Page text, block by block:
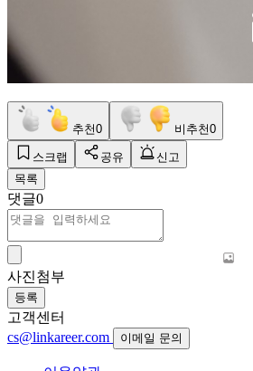
추천0 비추천0
스크랩 공유
신고
목록
댓글0
사진첨부
등록
고객센터
cs@linkareer.com
이메일 문의